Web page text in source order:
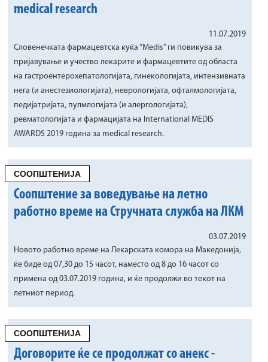
medical research
11.07.2019
Словенечката фармацевтска куќа “Medis” ги повикува за
пријавување и учество лекарите и фармацевтите од областа
на гастроентерохепатологијата, гинекологијата, интензивната
нега (и анестезиологијата), неврологијата, офталмологијата,
педијатријата, пулмлогијата (и алергологијата),
ревматологијата и фармацијата на International MEDIS
AWARDS 2019 година за medical research.
СООПШТЕНИЈА
Соопштение за воведување на летно
работно време на Стручната служба на ЛКМ
03.07.2019
Новото работно време на Лекарската комора на Македонија,
ќе биде од 07,30 до 15 часот, наместо од 8 до 16 часот со
примена од 03.07.2019 година, и ќе продолжи во текот на
летниот период.
СООПШТЕНИЈА
Договорите ќе се продолжат со анекс -